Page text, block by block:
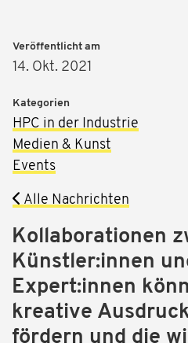
Kollaborationen
Künstler:innen
Expert:innen
kreative
fördern und die
Veröffentlicht am
14. Okt. 2021
Kategorien
HPC in der Industrie
Medien & Kunst
Events
Alle Nachrichten